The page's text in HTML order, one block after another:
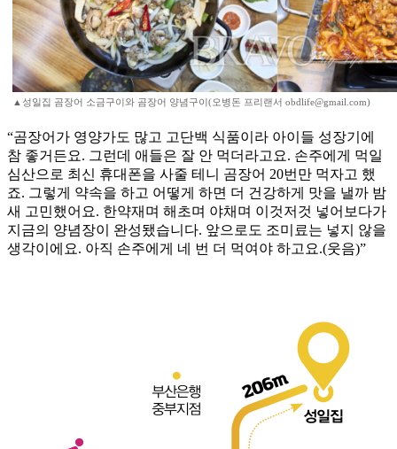
▲성일집 곰장어 소금구이와 곰장어 양념구이(오병돈 프리랜서 obdlife@gmail.com)
“곰장어가 영양가도 많고 고단백 식품이라 아이들 성장기에
참 좋거든요. 그런데 애들은 잘 안 먹더라고요. 손주에게 먹일
심산으로 최신 휴대폰을 사줄 테니 곰장어 20번만 먹자고 했
죠. 그렇게 약속을 하고 어떻게 하면 더 건강하게 맛을 낼까 밤
새 고민했어요. 한약재며 해초며 야채며 이것저것 넣어보다가
지금의 양념장이 완성됐습니다. 앞으로도 조미료는 넣지 않을
생각이에요. 아직 손주에게 네 번 더 먹여야 하고요.(웃음)”